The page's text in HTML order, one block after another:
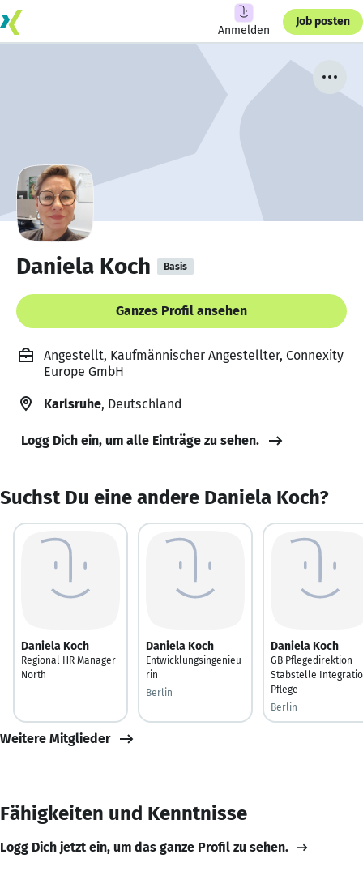
Anmelden
Job posten
Daniela Koch Basis
Ganzes Profil ansehen
Angestellt, Kaufmännischer Angestellter, Connexity
Europe GmbH
Karlsruhe, Deutschland
Logg Dich ein, um alle Einträge zu sehen.
Suchst Du eine andere Daniela Koch?
Daniela Koch
Regional HR Manager
North
Daniela Koch
Entwicklungsingenieu
rin
Berlin
Daniela Koch
GB Pflegedirektion
Stabstelle
Pflege
Berlin
Weitere Mitglieder
Fähigkeiten und Kenntnisse
Logg Dich jetzt ein, um das ganze Profil zu sehen.